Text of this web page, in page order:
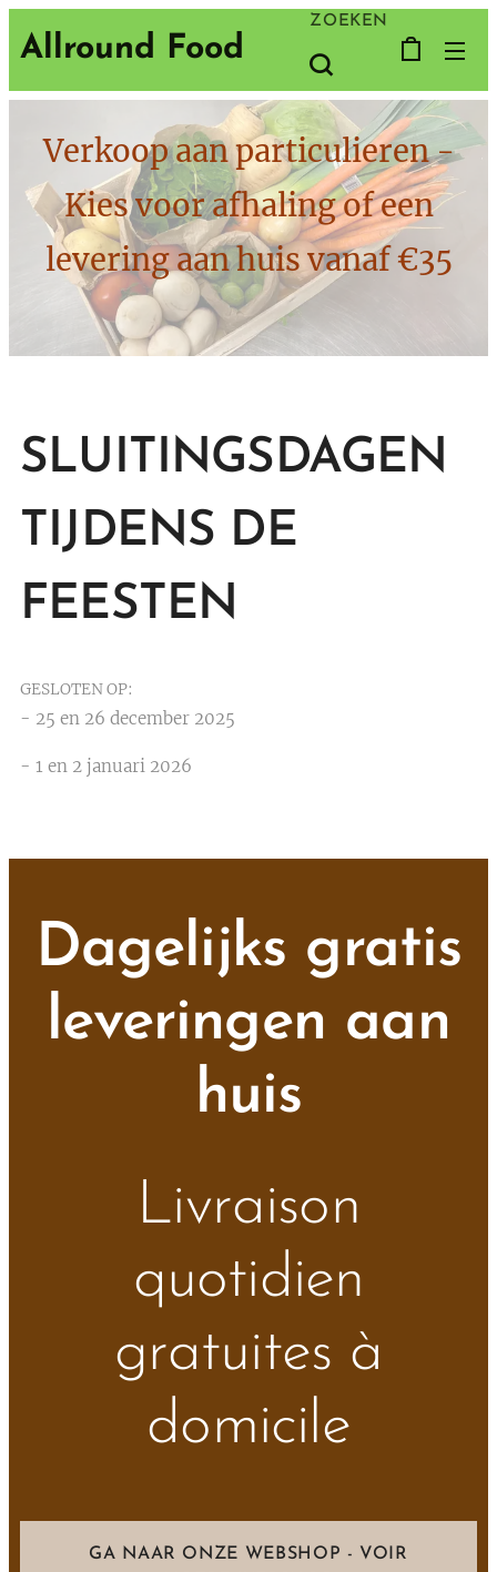
Allround Food
ZOEKEN
Verkoop aan particulieren -
Kies voor afhaling of een
levering aan huis vanaf €35
SLUITINGSDAGEN
TIJDENS DE
FEESTEN
GESLOTEN OP:
- 25 en 26 december 2025
- 1 en 2 januari 2026
Dagelijks gratis
leveringen aan
huis
Livraison
quotidien
gratuites à
domicile
GA NAAR ONZE WEBSHOP - VOIR